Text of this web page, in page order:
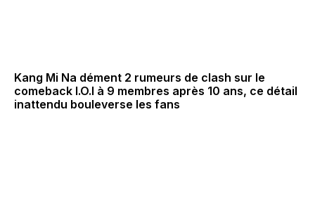
Kang Mi Na dément 2 rumeurs de clash sur le
comeback I.O.I à 9 membres après 10 ans, ce détail
inattendu bouleverse les fans